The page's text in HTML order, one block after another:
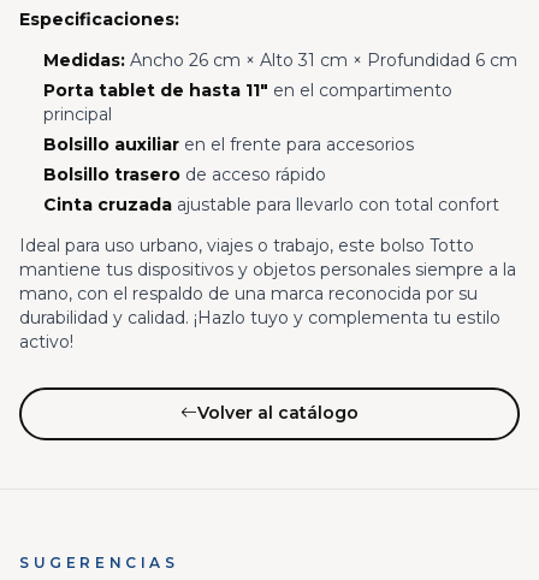
Especificaciones:
Medidas:Ancho 26 cm × Alto 31 cm × Profundidad 6 cm
Porta tablet de hasta 11" en el compartimento
principal
Bolsillo auxiliaren el frente para accesorios
Bolsillo traserode acceso rápido
Cinta cruzadaajustable para llevarlo con total confort
Ideal para uso urbano, viajes o trabajo, este bolso Totto
mantiene tus dispositivos y objetos personales siempre a la
mano, con el respaldo de una marca reconocida por su
durabilidad y calidad. ¡Hazlo tuyo y complementa tu estilo
activo!
Volver al catálogo
SUGERENCIAS